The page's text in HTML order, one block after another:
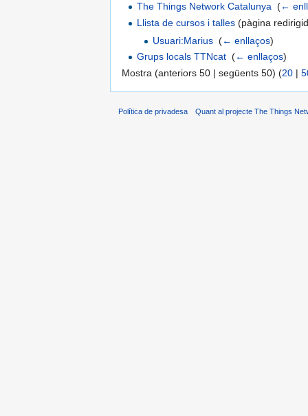
The Things Network Catalunya ‎(←
Llista de cursos i talles (pàgina
Usuari:Marius‎ (← enllaços)
Grups locals TTNcat ‎(← enllaços)
Mostra (anteriors 50 | següents 50) (20 |
Política de privadesa Quant al projecte The Things